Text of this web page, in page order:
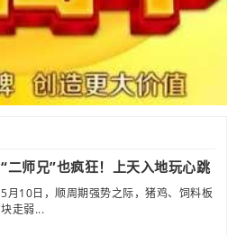
“二师兄”也疯狂！上天入地玩心跳
5月10日，顺周期强势之际，猪鸡、饲料板
块走弱...